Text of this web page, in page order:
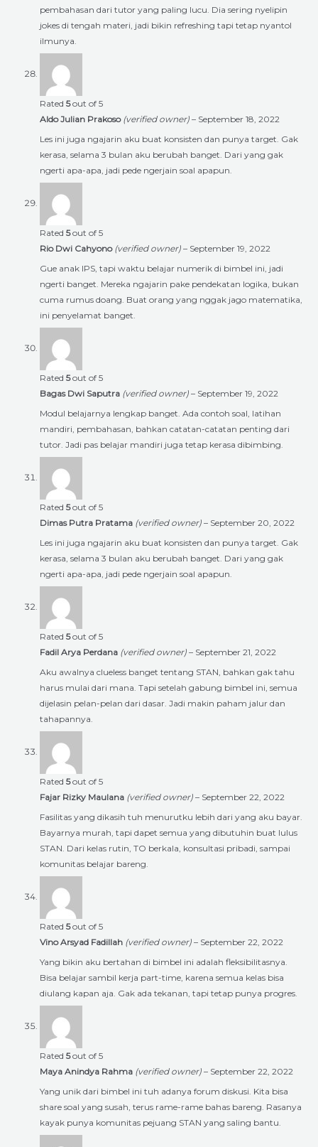
pembahasan dari tutor yang paling lucu. Dia sering nyelipin
jokes di tengah materi, jadi bikin refreshing tapi tetap nyantol
ilmunya.
Rated 5out of 5
Aldo Julian Prakoso (verified owner) – September 18, 2022
Les ini juga ngajarin aku buat konsisten dan punya target. Gak
kerasa, selama 3 bulan aku berubah banget. Dari yang gak
ngerti apa-apa, jadi pede ngerjain soal apapun.
Rated 5out of 5
Rio Dwi Cahyono (verified owner) – September 19, 2022
Gue anak IPS, tapi waktu belajar numerik di bimbel ini, jadi
ngerti banget. Mereka ngajarin pake pendekatan logika, bukan
cuma rumus doang. Buat orang yang nggak jago matematika,
ini penyelamat banget.
Rated 5out of 5
Bagas Dwi Saputra (verified owner) – September 19, 2022
Modul belajarnya lengkap banget. Ada contoh soal, latihan
mandiri, pembahasan, bahkan catatan-catatan penting dari
tutor. Jadi pas belajar mandiri juga tetap kerasa dibimbing.
Rated 5out of 5
Dimas Putra Pratama (verified owner) – September 20, 2022
Les ini juga ngajarin aku buat konsisten dan punya target. Gak
kerasa, selama 3 bulan aku berubah banget. Dari yang gak
ngerti apa-apa, jadi pede ngerjain soal apapun.
Rated 5out of 5
Fadil Arya Perdana (verified owner) – September 21, 2022
Aku awalnya clueless banget tentang STAN, bahkan gak tahu
harus mulai dari mana. Tapi setelah gabung bimbel ini, semua
dijelasin pelan-pelan dari dasar. Jadi makin paham jalur dan
tahapannya.
Rated 5out of 5
Fajar Rizky Maulana (verified owner) – September 22, 2022
Fasilitas yang dikasih tuh menurutku lebih dari yang aku bayar.
Bayarnya murah, tapi dapet semua yang dibutuhin buat lulus
STAN. Dari kelas rutin, TO berkala, konsultasi pribadi, sampai
komunitas belajar bareng.
Rated 5out of 5
Vino Arsyad Fadillah (verified owner) – September 22, 2022
Yang bikin aku bertahan di bimbel ini adalah fleksibilitasnya.
Bisa belajar sambil kerja part-time, karena semua kelas bisa
diulang kapan aja. Gak ada tekanan, tapi tetap punya progres.
Rated 5out of 5
Maya Anindya Rahma (verified owner) – September 22, 2022
Yang unik dari bimbel ini tuh adanya forum diskusi. Kita bisa
share soal yang susah, terus rame-rame bahas bareng. Rasanya
kayak punya komunitas pejuang STAN yang saling bantu.